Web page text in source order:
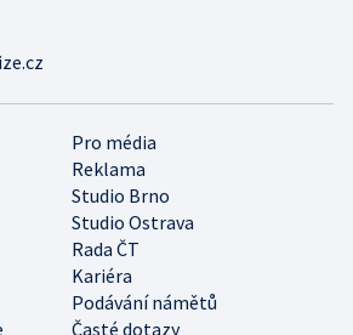
Pro média
Reklama
Studio Brno
Studio Ostrava
Rada ČT
Kariéra
Podávání námětů
Časté dotazy